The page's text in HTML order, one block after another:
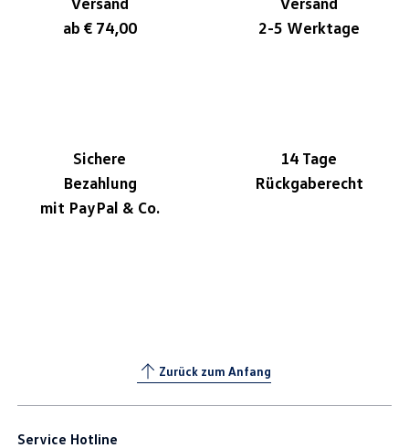
ab € 74,00
2-5 Werktage
Sichere
Bezahlung
mit PayPal & Co.
14 Tage
Rückgaberecht
Zurück zum Anfang
Service Hotline